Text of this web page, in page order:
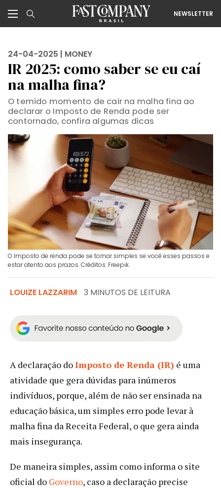
NEWSLETTER
24-04-2025 | MONEY
IR 2025: como saber se eu caí
na malha fina?
O temido momento de cair na malha fina ao
declarar o Imposto de Renda pode ser
contornado, confira algumas dicas
O Imposto de renda pode se tornar simples se você esses passos e
estar atento aos prazos. Créditos: Freepik.
LOUIZE LAZZARIM 3 MINUTOS DE LEITURA
A declaração doImposto de Renda (IR) é uma
atividade que gera dúvidas para inúmeros
indivíduos, porque, além de não ser ensinada na
educação básica, um simples erro pode levar à
malha fina da Receita Federal, o que gera ainda
mais insegurança.
De maneira simples, assim como informa o site
oficial do Governo, caso a declaração precise